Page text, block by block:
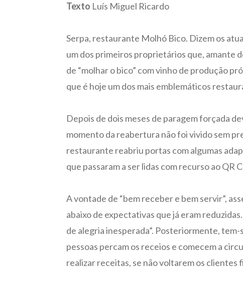
Texto Luís Miguel Ricardo
Serpa, restaurante Molhó Bico. Dizem os
um dos primeiros proprietários que, amante
de “molhar o bico” com vinho de produção
que é hoje um dos mais emblemáticos
Depois de dois meses de paragem forçada
momento da reabertura não foi vivido sem
restaurante reabriu portas com algumas
que passaram a ser lidas com recurso ao QR
A vontade de “bem receber e bem servir”,
abaixo de expectativas que já eram
de alegria inesperada”. Posteriormente,
pessoas percam os receios e comecem a
realizar receitas, se não voltarem os